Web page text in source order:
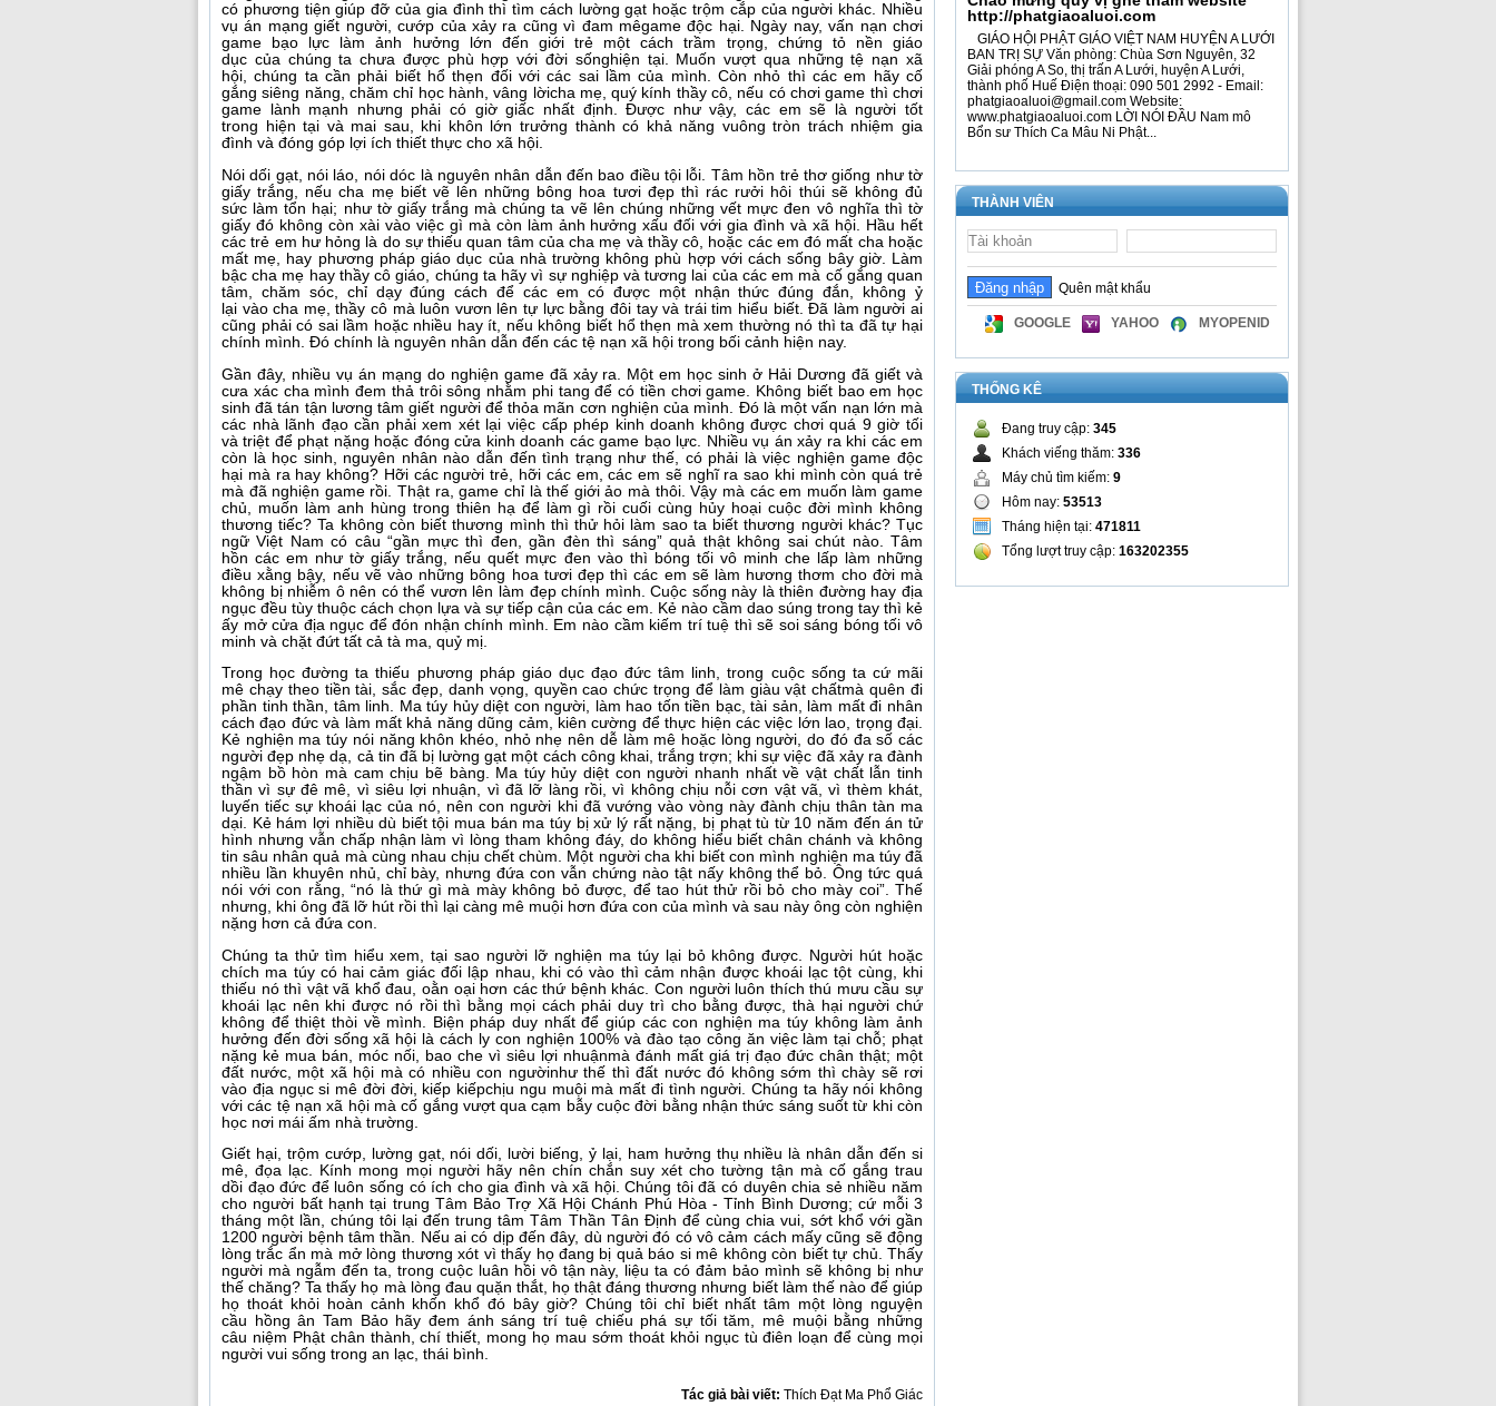
có phương tiện giúp đỡ của gia đình thì tìm cách lường gạt hoặc trộm cắp của người khác. Nhiều
vụ án mạng giết người, cướp của xảy ra cũng vì đam mêgame độc hại. Ngày nay, vấn nạn chơi
game bạo lực làm ảnh hưởng lớn đến giới trẻ một cách trầm trọng, chứng tỏ nền giáo
dục của chúng ta chưa được phù hợp với đời sốnghiện tại. Muốn vượt qua những tệ nạn xã
hội, chúng ta cần phải biết hổ thẹn đối với các sai lầm của mình. Còn nhỏ thì các em hãy cố
gắng siêng năng, chăm chỉ học hành, vâng lờicha mẹ, quý kính thầy cô, nếu có chơi game thì chơi
game lành mạnh nhưng phải có giờ giấc nhất định. Được như vậy, các em sẽ là người tốt
trong hiện tại và mai sau, khi khôn lớn trưởng thành có khả năng vuông tròn trách nhiệm gia
đình và đóng góp lợi ích thiết thực cho xã hội.
Nói dối gạt, nói láo, nói dóc là nguyên nhân dẫn đến bao điều tội lỗi. Tâm hồn trẻ thơ giống như tờ
giấy trắng, nếu cha mẹ biết vẽ lên những bông hoa tươi đẹp thì rác rưởi hôi thúi sẽ không đủ
sức làm tổn hại; như tờ giấy trắng mà chúng ta vẽ lên chúng những vết mực đen vô nghĩa thì tờ
giấy đó không còn xài vào việc gì mà còn làm ảnh hưởng xấu đối với gia đình và xã hội. Hầu hết
các trẻ em hư hỏng là do sự thiếu quan tâm của cha mẹ và thầy cô, hoặc các em đó mất cha hoặc
mất mẹ, hay phương pháp giáo dục của nhà trường không phù hợp với cách sống bây giờ. Làm
bậc cha mẹ hay thầy cô giáo, chúng ta hãy vì sự nghiệp và tương lai của các em mà cố gắng quan
tâm, chăm sóc, chỉ dạy đúng cách để các em có được một nhận thức đúng đắn, không ỷ
lại vào cha mẹ, thầy cô mà luôn vươn lên tự lực bằng đôi tay và trái tim hiểu biết. Đã làm người ai
cũng phải có sai lầm hoặc nhiều hay ít, nếu không biết hổ thẹn mà xem thường nó thì ta đã tự hại
chính mình. Đó chính là nguyên nhân dẫn đến các tệ nạn xã hội trong bối cảnh hiện nay.
Gần đây, nhiều vụ án mạng do nghiện game đã xảy ra. Một em học sinh ở Hải Dương đã giết và
cưa xác cha mình đem thả trôi sông nhằm phi tang để có tiền chơi game. Không biết bao em học
sinh đã tán tận lương tâm giết người để thỏa mãn cơn nghiện của mình. Đó là một vấn nạn lớn mà
các nhà lãnh đạo cần phải xem xét lại việc cấp phép kinh doanh không được chơi quá 9 giờ tối
và triệt để phạt nặng hoặc đóng cửa kinh doanh các game bạo lực. Nhiều vụ án xảy ra khi các em
còn là học sinh, nguyên nhân nào dẫn đến tình trạng như thế, có phải là việc nghiện game độc
hại mà ra hay không? Hỡi các người trẻ, hỡi các em, các em sẽ nghĩ ra sao khi mình còn quá trẻ
mà đã nghiện game rồi. Thật ra, game chỉ là thế giới ảo mà thôi. Vậy mà các em muốn làm game
chủ, muốn làm anh hùng trong thiên hạ để làm gì rồi cuối cùng hủy hoại cuộc đời mình không
thương tiếc? Ta không còn biết thương mình thì thử hỏi làm sao ta biết thương người khác? Tục
ngữ Việt Nam có câu “gần mực thì đen, gần đèn thì sáng” quả thật không sai chút nào. Tâm
hồn các em như tờ giấy trắng, nếu quết mực đen vào thì bóng tối vô minh che lấp làm những
điều xằng bậy, nếu vẽ vào những bông hoa tươi đẹp thì các em sẽ làm hương thơm cho đời mà
không bị nhiễm ô nên có thể vươn lên làm đẹp chính mình. Cuộc sống này là thiên đường hay địa
ngục đều tùy thuộc cách chọn lựa và sự tiếp cận của các em. Kẻ nào cầm dao súng trong tay thì kẻ
ấy mở cửa địa ngục để đón nhận chính mình. Em nào cầm kiếm trí tuệ thì sẽ soi sáng bóng tối vô
minh và chặt đứt tất cả tà ma, quỷ mị.
Trong học đường ta thiếu phương pháp giáo dục đạo đức tâm linh, trong cuộc sống ta cứ mãi
mê chạy theo tiền tài, sắc đẹp, danh vọng, quyền cao chức trọng để làm giàu vật chấtmà quên đi
phần tinh thần, tâm linh. Ma túy hủy diệt con người, làm hao tốn tiền bạc, tài sản, làm mất đi nhân
cách đạo đức và làm mất khả năng dũng cảm, kiên cường để thực hiện các việc lớn lao, trọng đại.
Kẻ nghiện ma túy nói năng khôn khéo, nhỏ nhẹ nên dễ làm mê hoặc lòng người, do đó đa số các
người đẹp nhẹ dạ, cả tin đã bị lường gạt một cách công khai, trắng trợn; khi sự việc đã xảy ra đành
ngậm bồ hòn mà cam chịu bẽ bàng. Ma túy hủy diệt con người nhanh nhất về vật chất lẫn tinh
thần vì sự đê mê, vì siêu lợi nhuận, vì đã lỡ làng rồi, vì không chịu nỗi cơn vật vã, vì thèm khát,
luyến tiếc sự khoái lạc của nó, nên con người khi đã vướng vào vòng này đành chịu thân tàn ma
dại. Kẻ hám lợi nhiều dù biết tội mua bán ma túy bị xử lý rất nặng, bị phạt tù từ 10 năm đến án tử
hình nhưng vẫn chấp nhận làm vì lòng tham không đáy, do không hiểu biết chân chánh và không
tin sâu nhân quả mà cùng nhau chịu chết chùm. Một người cha khi biết con mình nghiện ma túy đã
nhiều lần khuyên nhủ, chỉ bày, nhưng đứa con vẫn chứng nào tật nấy không thể bỏ. Ông tức quá
nói với con rằng, “nó là thứ gì mà mày không bỏ được, để tao hút thử rồi bỏ cho mày coi”. Thế
nhưng, khi ông đã lỡ hút rồi thì lại càng mê muội hơn đứa con của mình và sau này ông còn nghiện
nặng hơn cả đứa con.
Chúng ta thử tìm hiểu xem, tại sao người lỡ nghiện ma túy lại bỏ không được. Người hút hoặc
chích ma túy có hai cảm giác đối lập nhau, khi có vào thì cảm nhận được khoái lạc tột cùng, khi
thiếu nó thì vật vã khổ đau, oằn oại hơn các thứ bệnh khác. Con người luôn thích thú mưu cầu sự
khoái lạc nên khi được nó rồi thì bằng mọi cách phải duy trì cho bằng được, thà hại người chứ
không để thiệt thòi về mình. Biện pháp duy nhất để giúp các con nghiện ma túy không làm ảnh
hưởng đến đời sống xã hội là cách ly con nghiện 100% và đào tạo công ăn việc làm tại chỗ; phạt
nặng kẻ mua bán, móc nối, bao che vì siêu lợi nhuậnmà đánh mất giá trị đạo đức chân thật; một
đất nước, một xã hội mà có nhiều con ngườinhư thế thì đất nước đó không sớm thì chày sẽ rơi
vào địa ngục si mê đời đời, kiếp kiếpchịu ngu muội mà mất đi tình người. Chúng ta hãy nói không
với các tệ nạn xã hội mà cố gắng vượt qua cạm bẫy cuộc đời bằng nhận thức sáng suốt từ khi còn
học nơi mái ấm nhà trường.
Giết hại, trộm cướp, lường gạt, nói dối, lười biếng, ỷ lại, ham hưởng thụ nhiều là nhân dẫn đến si
mê, đọa lạc. Kính mong mọi người hãy nên chín chắn suy xét cho tường tận mà cố gắng trau
dồi đạo đức để luôn sống có ích cho gia đình và xã hội. Chúng tôi đã có duyên chia sẻ nhiều năm
cho người bất hạnh tại trung Tâm Bảo Trợ Xã Hội Chánh Phú Hòa - Tỉnh Bình Dương; cứ mỗi 3
tháng một lần, chúng tôi lại đến trung tâm Tâm Thần Tân Định để cùng chia vui, sớt khổ với gần
1200 người bệnh tâm thần. Nếu ai có dịp đến đây, dù người đó có vô cảm cách mấy cũng sẽ động
lòng trắc ẩn mà mở lòng thương xót vì thấy họ đang bị quả báo si mê không còn biết tự chủ. Thấy
người mà ngẫm đến ta, trong cuộc luân hồi vô tận này, liệu ta có đảm bảo mình sẽ không bị như
thế chăng? Ta thấy họ mà lòng đau quặn thắt, họ thật đáng thương nhưng biết làm thế nào để giúp
họ thoát khỏi hoàn cảnh khốn khổ đó bây giờ? Chúng tôi chỉ biết nhất tâm một lòng nguyện
cầu hồng ân Tam Bảo hãy đem ánh sáng trí tuệ chiếu phá sự tối tăm, mê muội bằng những
câu niệm Phật chân thành, chí thiết, mong họ mau sớm thoát khỏi ngục tù điên loạn để cùng mọi
người vui sống trong an lạc, thái bình.
Tác giả bài viết: Thích Đạt Ma Phổ Giác
http://phatgiaoaluoi.com
GIÁO HỘI PHẬT GIÁO VIỆT NAM HUYỆN A LƯỚI
BAN TRỊ SỰ Văn phòng: Chùa Sơn Nguyên, 32
Giải phóng A So, thị trấn A Lưới, huyện A Lưới,
thành phố Huế Điện thoại: 090 501 2992 - Email:
phatgiaoaluoi@gmail.com Website:
www.phatgiaoaluoi.com LỜI NÓI ĐẦU Nam mô
Bổn sư Thích Ca Mâu Ni Phật...
THÀNH VIÊN
Quên mật khẩu
GOOGLE YAHOO MYOPENID
THỐNG KÊ
Đang truy cập: 345
Khách viếng thăm: 336
Máy chủ tìm kiếm: 9
Hôm nay: 53513
Tháng hiện tại: 471811
Tổng lượt truy cập: 163202355